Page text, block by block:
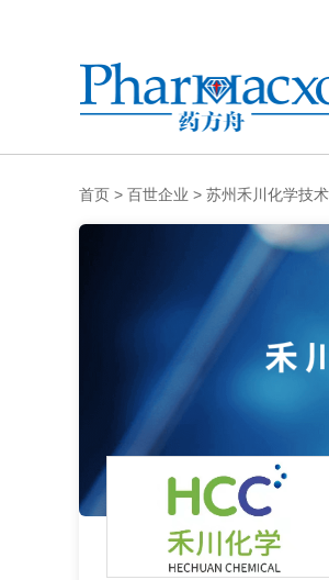
首页 > 百世企业 > 苏州禾川化学技